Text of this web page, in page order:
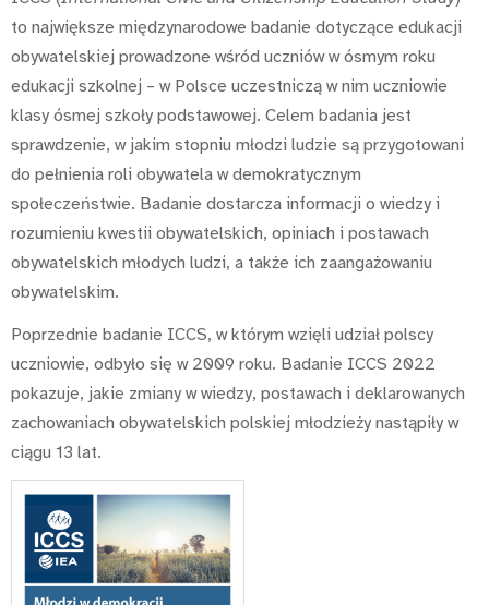
to największe międzynarodowe badanie dotyczące edukacji
obywatelskiej prowadzone wśród uczniów w ósmym roku
edukacji szkolnej – w Polsce uczestniczą w nim uczniowie
klasy ósmej szkoły podstawowej. Celem badania jest
sprawdzenie, w jakim stopniu młodzi ludzie są przygotowani
do pełnienia roli obywatela w demokratycznym
społeczeństwie. Badanie dostarcza informacji o wiedzy i
rozumieniu kwestii obywatelskich, opiniach i postawach
obywatelskich młodych ludzi, a także ich zaangażowaniu
obywatelskim.
Poprzednie badanie ICCS, w którym wzięli udział polscy
uczniowie, odbyło się w 2009 roku. Badanie ICCS 2022
pokazuje, jakie zmiany w wiedzy, postawach i deklarowanych
zachowaniach obywatelskich polskiej młodzieży nastąpiły w
ciągu 13 lat.